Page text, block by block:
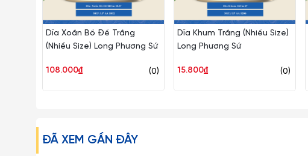
Dĩa Xoắn Bồ Đề Trắng
(Nhiều Size) Long Phương Sứ
(0)
108.000₫
Dĩa Khum Trắng (Nhiều Size)
Long Phương Sứ
(0)
15.800₫
ĐÃ XEM GẦN ĐÂY